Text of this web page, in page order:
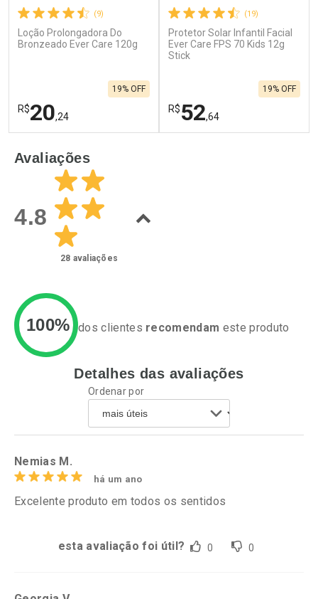
(9)
Loção Prolongadora Do
Bronzeado Ever Care 120g
R$20,24
19% OFF
Laboratório
Ativar Desconto
Comprar sem Desconto
Por R$ 20,24/cada
Por Menos
Comprar sem Desconto
(19)
Protetor Solar Infantil Facial
Ever Care FPS 70 Kids 12g
Stick
R$52,64
19% OFF
Ativar Desconto
Comprar sem Desconto
Por R$ 52,64/cada
Avaliações
4.8
28 avaliações
100% dos clientes recomendam este produto
Detalhes das avaliações
Ordenar por
Nemias M.
há um ano
Excelente produto em todos os sentidos
esta avaliação foi útil? 0 0